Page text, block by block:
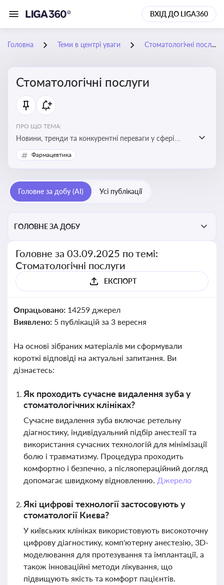
ВХІД ДО LIGA360
Головна Теми в центрі уваги Стоматологічні послуги
Стоматологічні послуги
ПРО ЩО ТЕМА:
Новини, тренди та конкурентні переваги у сфері
стоматологічних послуг. Використання новітніх
технологій та стратегій для покращення
Фармацевтика
Головне за добу (AI) Усі публікації
ГОЛОВНЕ ЗА ДОБУ
Головне за 03.09.2025 по темі:
Стоматологічні послуги
ЕКСПОРТ
Опрацьовано: 14259 джерел
Виявлено: 5 публікацій за 3 вересня
На основі зібраних матеріалів ми сформували
короткі відповіді на актуальні запитання. Ви
дізнаєтесь:
Як проходить сучасне видалення зуба у
стоматологічних клініках?
Сучасне видалення зуба включає ретельну
діагностику, індивідуальний підбір анестезії та
використання сучасних технологій для мінімізації
болю і травматизму. Процедура проходить
комфортно і безпечно, а післяопераційний догляд
допомагає швидкому відновленню. Джерело
Які цифрові технології застосовують у
стоматології Києва?
У київських клініках використовують високоточну
цифрову діагностику, комп'ютерну анестезію, 3D-
моделювання для протезування та імплантації, а
також інноваційні методи лікування, що
підвищують якість та комфорт пацієнтів.